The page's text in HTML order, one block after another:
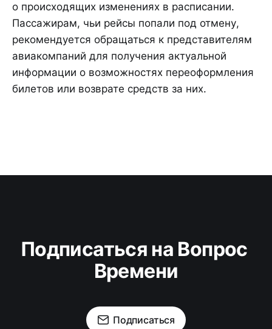
о происходящих изменениях в расписании.
Пассажирам, чьи рейсы попали под отмену,
рекомендуется обращаться к представителям
авиакомпаний для получения актуальной
информации о возможностях переоформления
билетов или возврате средств за них.
Подписаться на Вопрос
Времени
Подписаться